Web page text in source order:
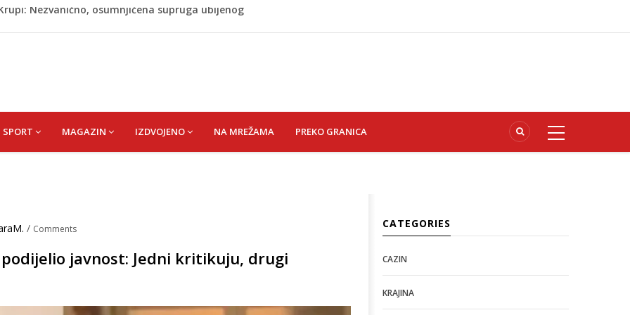
Senija – Sena
obilježavanja godišnjice: "Doživjela sam poniženje
sinu"
Nezvanično, osumnjičena supruga ubijenog
SPORT MAGAZIN IZDVOJENO NA MREŽAMA PREKO GRANICA
/ Comments
javnost: Jedni kritikuju, drugi
CATEGORIES
CAZIN
KRAJINA